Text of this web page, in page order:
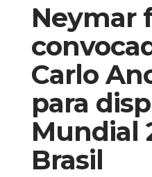
Neymar
Carlo
para
Mundial
Brasil